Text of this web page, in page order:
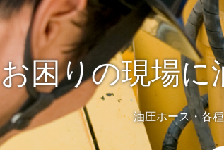
お困りの現場に
油圧ホース・各